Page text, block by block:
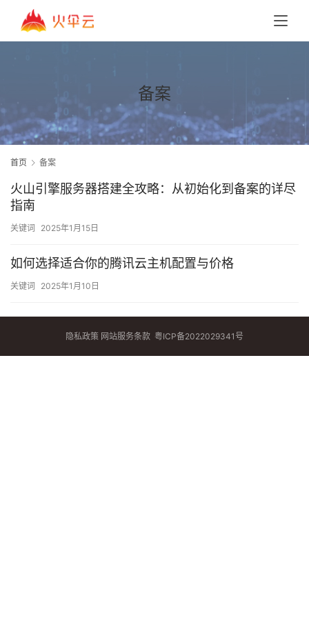
备案
首页 备案
火山引擎服务器搭建全攻略：从初始化到备案的详尽
指南
关键词 2025年1月15日
如何选择适合你的腾讯云主机配置与价格
关键词 2025年1月10日
隐私政策 网站服务条款 粤ICP备2022029341号